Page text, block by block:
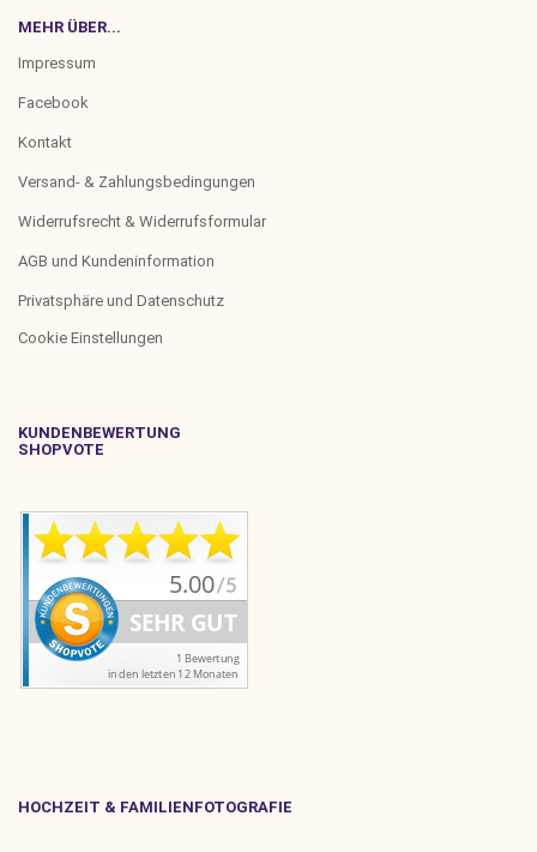
MEHR ÜBER...
Impressum
Facebook
Kontakt
Versand- & Zahlungsbedingungen
Widerrufsrecht & Widerrufsformular
AGB und Kundeninformation
Privatsphäre und Datenschutz
Cookie Einstellungen
KUNDENBEWERTUNG
SHOPVOTE
HOCHZEIT & FAMILIENFOTOGRAFIE